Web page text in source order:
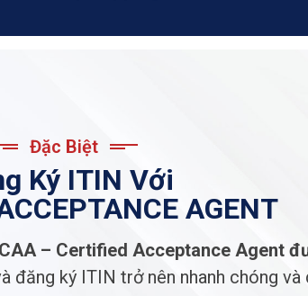
Đặc Biệt
Ký ITIN Với
AGENT
CAA – Certified Acceptance Agent
đăng ký ITIN trở nên nhanh chóng và